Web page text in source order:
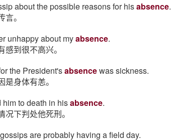
about the possible reasons for hisabsence.
。
unhappy about myabsence.
到很不高兴。
the President'sabsencewas sickness.
身体有恙。
to death in hisabsence.
下判处他死刑。
are probably having a field day.